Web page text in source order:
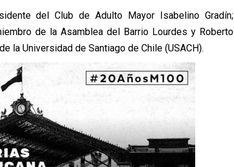
del Club de Adulto Mayor Isabelino Gradín;
de la Asamblea del Barrio Lourdes y Roberto
la Universidad de Santiago de Chile (USACH).